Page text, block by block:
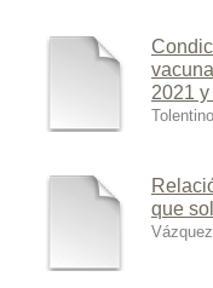
2021
que